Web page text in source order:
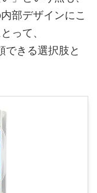
部デザインにこ
って、
きる選択肢と